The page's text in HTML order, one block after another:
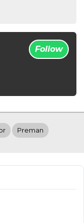
Follow
Preman